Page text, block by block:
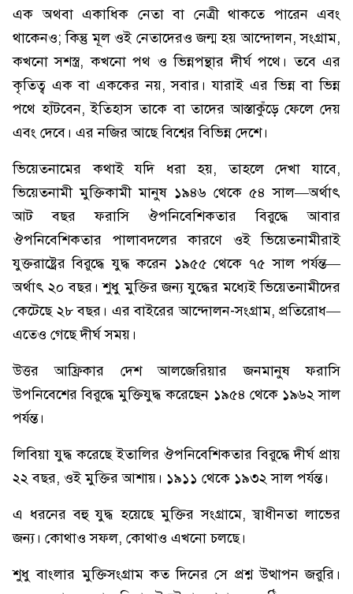
এক অথবা একাধিক নেতা বা নেত্রী থাকতে পারেন এবং
থাকেনও; কিন্তু মূল ওই নেতাদেরও জন্ম হয় আন্দোলন, সংগ্রাম,
কখনো সশস্ত্র, কখনো পথ ও ভিন্নপন্থার দীর্ঘ পথে। তবে এর
কৃতিত্ব এক বা এককের নয়, সবার। যারাই এর ভিন্ন বা ভিন্ন
পথে হাঁটবেন, ইতিহাস তাকে বা তাদের আস্তাকুঁড়ে ফেলে দেয়
এবং দেবে। এর নজির আছে বিশ্বের বিভিন্ন দেশে।
ভিয়েতনামের কথাই যদি ধরা হয়, তাহলে দেখা যাবে,
ভিয়েতনামী মুক্তিকামী মানুষ ১৯৪৬ থেকে ৫৪ সাল—অর্থাৎ
আট বছর ফরাসি ঔপনিবেশিকতার বিরুদ্ধে আবার
ঔপনিবেশিকতার পালাবদলের কারণে ওই ভিয়েতনামীরাই
যুক্তরাষ্ট্রের বিরুদ্ধে যুদ্ধ করেন ১৯৫৫ থেকে ৭৫ সাল পর্যন্ত—
অর্থাৎ ২০ বছর। শুধু মুক্তির জন্য যুদ্ধের মধ্যেই ভিয়েতনামীদের
কেটেছে ২৮ বছর। এর বাইরের আন্দোলন-সংগ্রাম, প্রতিরোধ—
এতেও গেছে দীর্ঘ সময়।
উত্তর আফ্রিকার দেশ আলজেরিয়ার জনমানুষ ফরাসি
উপনিবেশের বিরুদ্ধে মুক্তিযুদ্ধ করেছেন ১৯৫৪ থেকে ১৯৬২ সাল
পর্যন্ত।
লিবিয়া যুদ্ধ করেছে ইতালির ঔপনিবেশিকতার বিরুদ্ধে দীর্ঘ প্রায়
২২ বছর, ওই মুক্তির আশায়। ১৯১১ থেকে ১৯৩২ সাল পর্যন্ত।
এ ধরনের বহু যুদ্ধ হয়েছে মুক্তির সংগ্রামে, স্বাধীনতা লাভের
জন্য। কোথাও সফল, কোথাও এখনো চলছে।
শুধু বাংলার মুক্তিসংগ্রাম কত দিনের সে প্রশ্ন উত্থাপন জরুরি।